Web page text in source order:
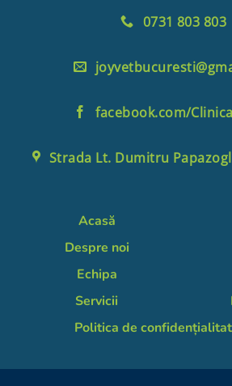
0731 803 803
facebook.com/
Strada Lt. Dumitru
Acasă
Despre noi
Echipa
Servicii
Politica de